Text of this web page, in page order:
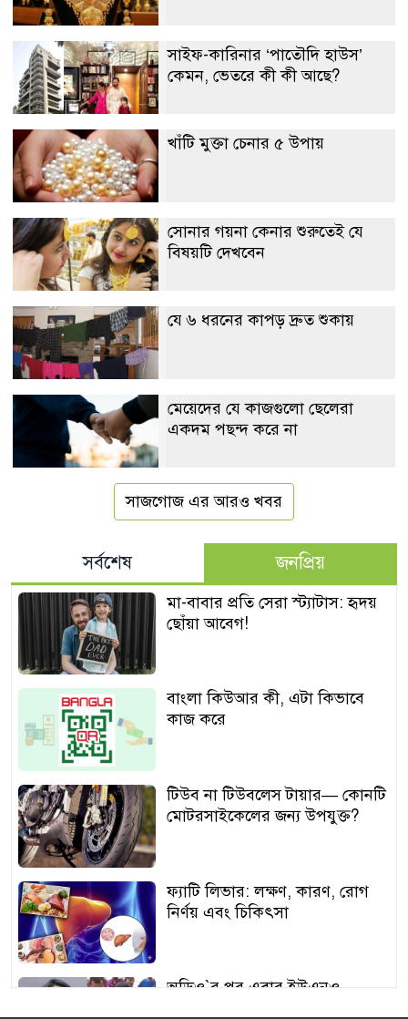
সাইফ-কারিনার ‘পাতৌদি হাউস’
কেমন, ভেতরে কী কী আছে?
খাঁটি মুক্তা চেনার ৫ উপায়
সোনার গয়না কেনার শুরুতেই যে
বিষয়টি দেখবেন
যে ৬ ধরনের কাপড় দ্রুত শুকায়
মেয়েদের যে কাজগুলো ছেলেরা
একদম পছন্দ করে না
সাজগোজ এর আরও খবর
সর্বশেষ জনপ্রিয়
মা-বাবার প্রতি সেরা স্ট্যাটাস: হৃদয়
ছোঁয়া আবেগ!
বাংলা কিউআর কী, এটা কিভাবে
কাজ করে
টিউব না টিউবলেস টায়ার— কোনটি
মোটরসাইকেলের জন্য উপযুক্ত?
ফ্যাটি লিভার: লক্ষণ, কারণ, রোগ
নির্ণয় এবং চিকিৎসা
অডিও‍‍`র পর এবার ইউএনও